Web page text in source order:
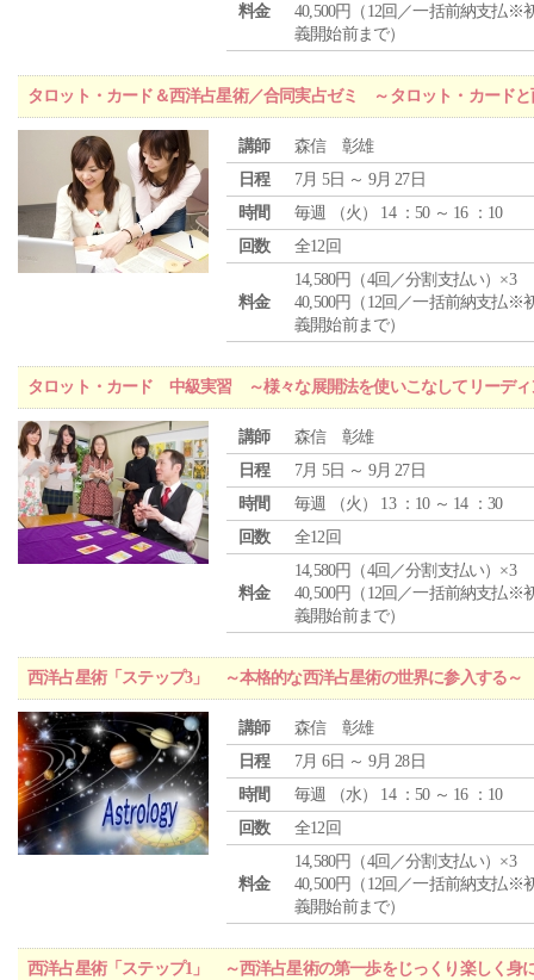
料金
40,500円（12回／一括前納支払※
義開始前まで）
タロット・カード＆西洋占星術／合同実占ゼミ ～タロット・カード
講師
森信 彰雄
日程
7月 5日 ～ 9月 27日
時間
毎週 （火 ） 14 ：50 ～ 16 ：10
回数
全12回
料金
14,580円（4回／分割支払い）×3
40,500円（12回／一括前納支払※
義開始前まで）
タロット・カード 中級実習 ～様々な展開法を使いこなしてリーディ
講師
森信 彰雄
日程
7月 5日 ～ 9月 27日
時間
毎週 （火 ） 13 ：10 ～ 14 ：30
回数
全12回
料金
14,580円（4回／分割支払い）×3
40,500円（12回／一括前納支払※
義開始前まで）
西洋占星術「ステップ3」 ～本格的な西洋占星術の世界に参入する～
講師
森信 彰雄
日程
7月 6日 ～ 9月 28日
時間
毎週 （水） 14 ：50 ～ 16 ：10
回数
全12回
料金
14,580円（4回／分割支払い）×3
40,500円（12回／一括前納支払※
義開始前まで）
西洋占星術「ステップ1」 ～西洋占星術の第一歩をじっくり楽しく身